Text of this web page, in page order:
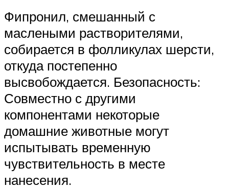
Фипронил, смешанный с
маслеными растворителями,
собирается в фолликулах шерсти,
откуда постепенно
высвобождается. Безопасность:
Совместно с другими
компонентами некоторые
домашние животные могут
испытывать временную
чувствительность в месте
нанесения.